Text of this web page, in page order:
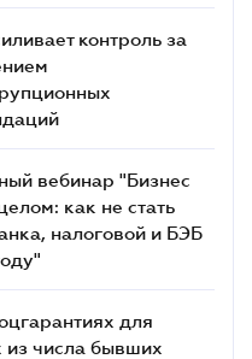
контроль за
вебинар "Бизнес
как не стать
налоговой и БЭБ
для
из числа бывших